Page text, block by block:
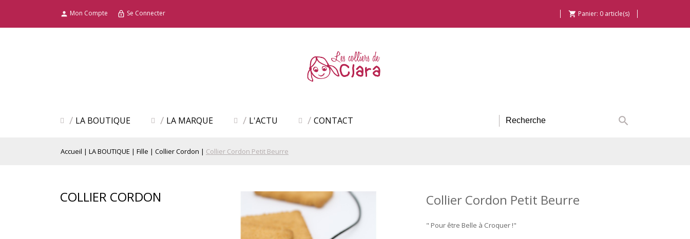
 Mon Compte lock_outline Se Connecter  Panier: 0 article(s)
LA BOUTIQUE LA MARQUE L'ACTU CONTACT 
Accueil LA BOUTIQUE Fille Collier Cordon Collier Cordon Petit Beurre
COLLIER CORDON Collier Cordon Petit Beurre
" Pour être Belle à Croquer !"